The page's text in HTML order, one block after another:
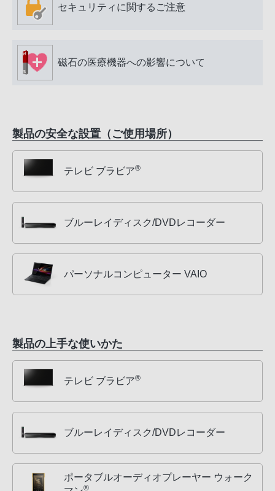
セキュリティに関するご注意
磁石の医療機器への影響について
製品の安全な設置（ご使用場所）
テレビ ブラビア®
ブルーレイディスク/DVDレコーダー
パーソナルコンピューター VAIO
製品の上手な使いかた
テレビ ブラビア®
ブルーレイディスク/DVDレコーダー
ポータブルオーディオプレーヤー ウォーク
®